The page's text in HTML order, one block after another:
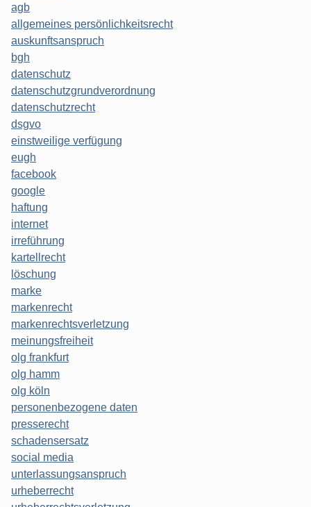
agb
allgemeines persönlichkeitsrecht
auskunftsanspruch
bgh
datenschutz
datenschutzgrundverordnung
datenschutzrecht
dsgvo
einstweilige verfügung
eugh
facebook
google
haftung
internet
irreführung
kartellrecht
löschung
marke
markenrecht
markenrechtsverletzung
meinungsfreiheit
olg frankfurt
olg hamm
olg köln
personenbezogene daten
presserecht
schadensersatz
social media
unterlassungsanspruch
urheberrecht